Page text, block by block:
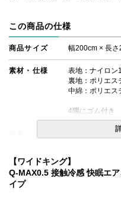
この商品の仕様
商品サイズ 幅200cm × 長
素材・仕様
表地：ナイロン
裏地：ポリエス
中綿：ポリエス
4隅にゴム付き
・タンブラー
※北海道・沖縄
発生する場合が
【ワイドキング】
Q-MAX0.5 接触冷感 快眠エ
イプ